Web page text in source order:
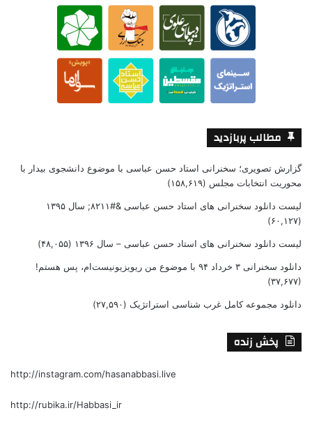
مطالب پربازدید
گزارش تصویری؛ سخنرانی استاد حسن عباسی با موضوع دانشجوی بیدار با
محوریت انتخابات مجلس (۱۵۸,۶۱۹)
لیست دانلود سخنرانی های استاد حسن عباسی &#۸۲۱۱; سال ۱۳۹۵
(۶۰,۱۲۷)
لیست دانلود سخنرانی های استاد حسن عباسی – سال ۱۳۹۶ (۴۸,۰۵۵)
دانلود سخنرانی ۳ خرداد ۹۴ با موضوع من ریویزیونیست‌ام، پس هستم!
(۳۷,۶۷۷)
دانلود مجموعه کامل غرب شناسی استراتژیک (۲۷,۵۹۰)
پخش زنده
http://instagram.com/hasanabbasi.live
http://rubika.ir/Habbasi_ir